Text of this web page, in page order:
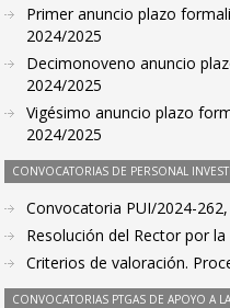
Primer anuncio plazo
2024/2025
Decimonoveno anuncio
2024/2025
Vigésimo anuncio plazo
2024/2025
CONVOCATORIAS DE PERSONAL
Convocatoria PUI/2024-
Resolución del Rector por
Criterios de valoración.
CONVOCATORIAS PTGAS DE APOYO A